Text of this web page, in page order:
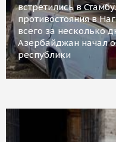
встретились в
противостояния в
всего за несколько
Азербайджан начал
республики